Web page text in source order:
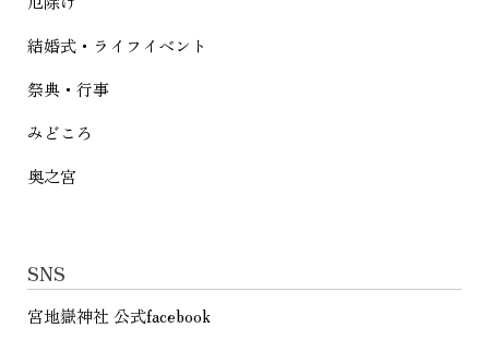
結婚式・ライフイベント
祭典・行事
みどころ
奥之宮
SNS
宮地嶽神社 公式facebook